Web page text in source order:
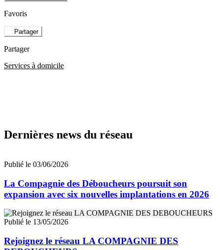
Favoris
Partager
Partager
Services à domicile
Dernières news du réseau
Publié le 03/06/2026
La Compagnie des Déboucheurs poursuit son
expansion avec six nouvelles implantations en 2026
Publié le 13/05/2026
Rejoignez le réseau LA COMPAGNIE DES